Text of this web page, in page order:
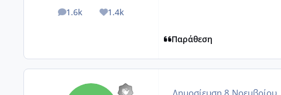
1.6k
posts 1.4k
Reputation
Παράθεση
Δημοσίευση 8